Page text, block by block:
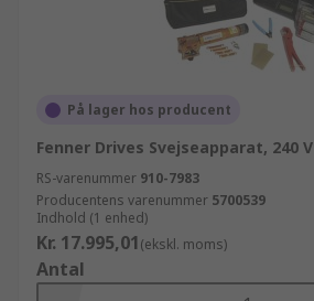
På lager hos producent
Fenner Drives Svejseapparat, 240 V
RS-varenummer 910-7983
Producentens varenummer 5700539
Indhold (1 enhed)
Kr. 17.995,01(ekskl. moms)
Antal